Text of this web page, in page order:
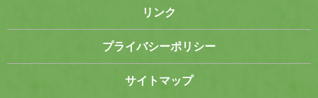
リンク
プライバシーポリシー
サイトマップ